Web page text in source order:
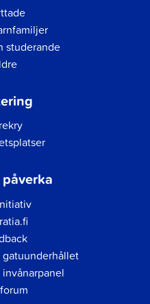
studerande
gatuunderhållet